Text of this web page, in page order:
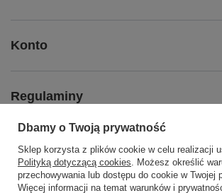
Konto
Regulaminy
Pomoc
Dbamy o Twoją prywatność
Sklep korzysta z plików cookie w celu realizacji
Polityką dotyczącą cookies. Możesz określić
przechowywania lub dostępu do cookie w Twojej
Więcej informacji na temat warunków i